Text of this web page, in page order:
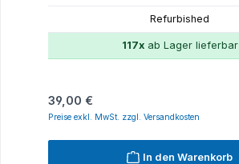
Refurbished
117xab Lager lieferbar
Regulärer Preis:
39,00 €
Preise exkl. MwSt. zzgl. Versandkosten
In den Warenkorb